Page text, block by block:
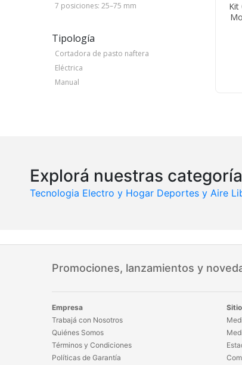
7 posiciones: 25–75 mm
Tipología
Cortadora de pasto naftera
Eléctrica
Manual
Kit
Explorá nuestras
Tecnologia Electro y Hogar Deportes y Aire
Promociones, lanzamientos y
Empresa
Trabajá con Nosotros
Quiénes Somos
Términos y Condiciones
Políticas de Garantía